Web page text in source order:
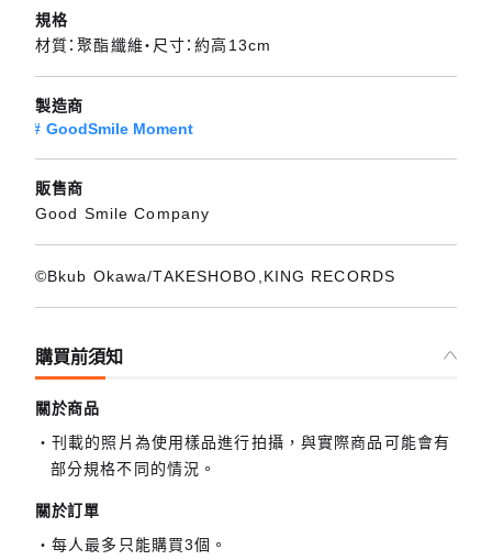
規格
材質：聚酯纖維・尺寸：約高13cm
製造商
GoodSmile Moment
販售商
Good Smile Company
©Bkub Okawa/TAKESHOBO,KING RECORDS
購買前須知
關於商品
刊載的照片為使用樣品進行拍攝，與實際商品可能會有
部分規格不同的情況。
關於訂單
每人最多只能購買3個。